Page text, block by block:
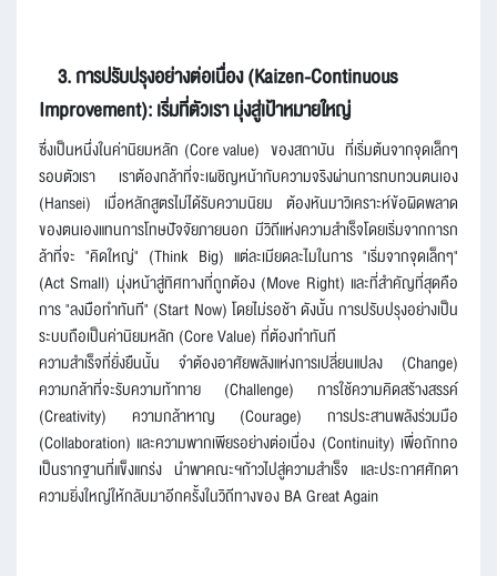
3. การปรับปรุงอย่างต่อเนื่อง (Kaizen-Continuous
Improvement): เริ่มที่ตัวเรา มุ่งสู่เป้าหมายใหญ่
ซึ่งเป็นหนึ่งในค่านิยมหลัก (Core value) ของสถาบัน ที่เริ่มต้นจากจุดเล็กๆ
รอบตัวเรา เราต้องกล้าที่จะเผชิญหน้ากับความจริงผ่านการทบทวนตนเอง
(Hansei) เมื่อหลักสูตรไม่ได้รับความนิยม ต้องหันมาวิเคราะห์ข้อผิดพลาด
ของตนเองแทนการโทษปัจจัยภายนอก มีวิถีแห่งความสำเร็จโดยเริ่มจากการก
ล้าที่จะ "คิดใหญ่" (Think Big) แต่ละเมียดละไมในการ "เริ่มจากจุดเล็กๆ"
(Act Small) มุ่งหน้าสู่ทิศทางที่ถูกต้อง (Move Right) และที่สำคัญที่สุดคือ
การ "ลงมือทำทันที" (Start Now) โดยไม่รอช้า ดังนั้น การปรับปรุงอย่างเป็น
ระบบถือเป็นค่านิยมหลัก (Core Value) ที่ต้องทำทันที
ความสำเร็จที่ยั่งยืนนั้น จำต้องอาศัยพลังแห่งการเปลี่ยนแปลง (Change)
ความกล้าที่จะรับความท้าทาย (Challenge) การใช้ความคิดสร้างสรรค์
(Creativity) ความกล้าหาญ (Courage) การประสานพลังร่วมมือ
(Collaboration) และความพากเพียรอย่างต่อเนื่อง (Continuity) เพื่อถักทอ
เป็นรากฐานที่แข็งแกร่ง นำพาคณะฯก้าวไปสู่ความสำเร็จ และประกาศศักดา
ความยิ่งใหญ่ให้กลับมาอีกครั้งในวิถีทางของ BA Great Again